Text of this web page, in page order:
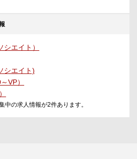
エイト）
シエイト)
VP）
中の求人情報が2件あります。